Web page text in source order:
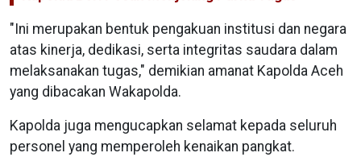
"Ini merupakan bentuk pengakuan institusi dan negara
atas kinerja, dedikasi, serta integritas saudara dalam
melaksanakan tugas," demikian amanat Kapolda Aceh
yang dibacakan Wakapolda.
Kapolda juga mengucapkan selamat kepada seluruh
personel yang memperoleh kenaikan pangkat.